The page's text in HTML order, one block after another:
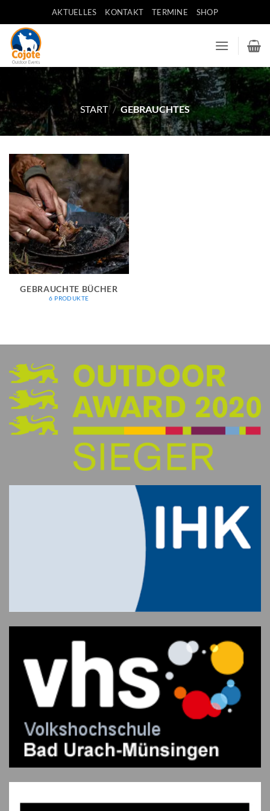
Inhalt
springen
AKTUELLES KONTAKT TERMINE SHOP
START / GEBRAUCHTES
GEBRAUCHTE BÜCHER
6 PRODUKTE